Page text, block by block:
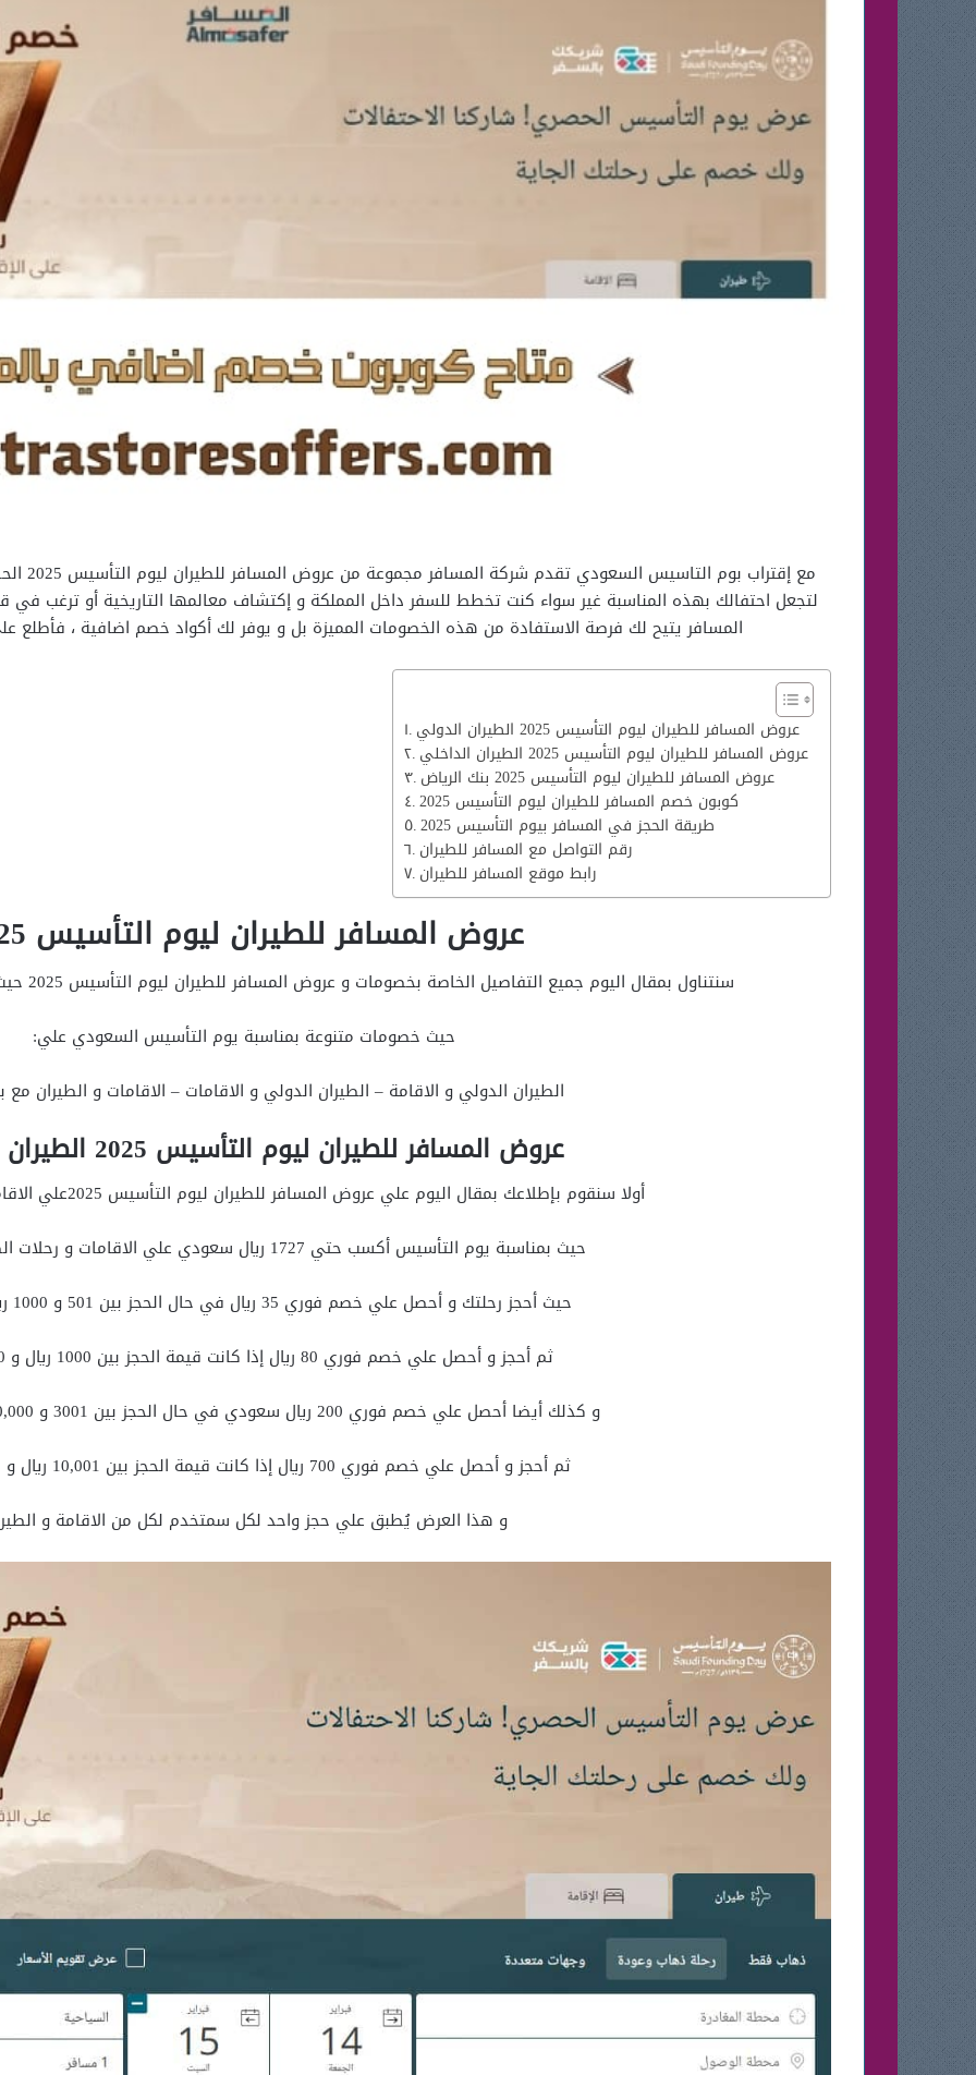
مع
لتجعل احتفالك بهذه المناسبة غير سواء كنت تخطط للسفر داخل المملكة و إكتشاف معالمها التاريخية أو ترغب في
المسافر يتيح لك فرصة الاستفادة من هذه الخصومات المميزة بل و يوفر لك أكواد خصم اضافية ،
عروض المسافر للطيران ليوم التأسيس 2025 الطيران الدولي
عروض المسافر للطيران ليوم التأسيس 2025 الطيران الداخلي
عروض المسافر للطيران ليوم التأسيس 2025 بنك الرياض
كوبون خصم المسافر للطيران ليوم التأسيس 2025
طريقة الحجز في المسافر بيوم التأسيس 2025
رقم التواصل مع المسافر للطيران
عروض المسافر للطيران ليوم التأسيس 2025
سنتناول بمقال اليوم جميع التفاصيل الخاصة بخصومات و عروض المسافر للطيران ليوم التأسيس 2025 حيث تعرف علي كافة التفاصيل و هي:
حيث خصومات متنوعة بمناسبة يوم التأسيس السعودي علي:
الطيران الدولي و الاقامة – الطيران الدولي و الاقامات – الاقامات و الطيران مع
عروض المسافر للطيران ليوم التأسيس 2025 الطيران الدولي
أولا سنقوم بإطلاعك بمقال اليوم علي عروض المسافر للطيران ليوم التأسيس 2025علي الاقامات و الطيران الدولي:
حيث بمناسبة يوم التأسيس أكسب حتي 1727 ريال سعودي علي الاقامات و رحلات الطيران الدولية.
حيث أحجز رحلتك و أحصل علي خصم فوري 35 ريال في حال الحجز بين 501 و 1000 ريال سعودي.
ثم أحجز و أحصل علي خصم فوري 80 ريال إذا كانت قيمة الحجز بين 1000 ريال و 3000 ريال.
و كذلك أيضا أحصل علي خصم فوري 200 ريال سعودي في حال الحجز بين 3001 و 10,000 ريال سعودي.
ثم أحجز و أحصل علي خصم فوري 700 ريال إذا كانت قيمة الحجز بين 10,001 ريال و 25,000 ريال.
و هذا العرض يُطبق علي حجز واحد لكل سمتخدم لكل من الاقامة و